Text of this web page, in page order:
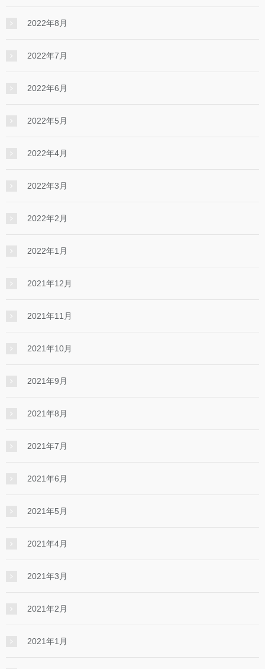
2022年8月
2022年7月
2022年6月
2022年5月
2022年4月
2022年3月
2022年2月
2022年1月
2021年12月
2021年11月
2021年10月
2021年9月
2021年8月
2021年7月
2021年6月
2021年5月
2021年4月
2021年3月
2021年2月
2021年1月